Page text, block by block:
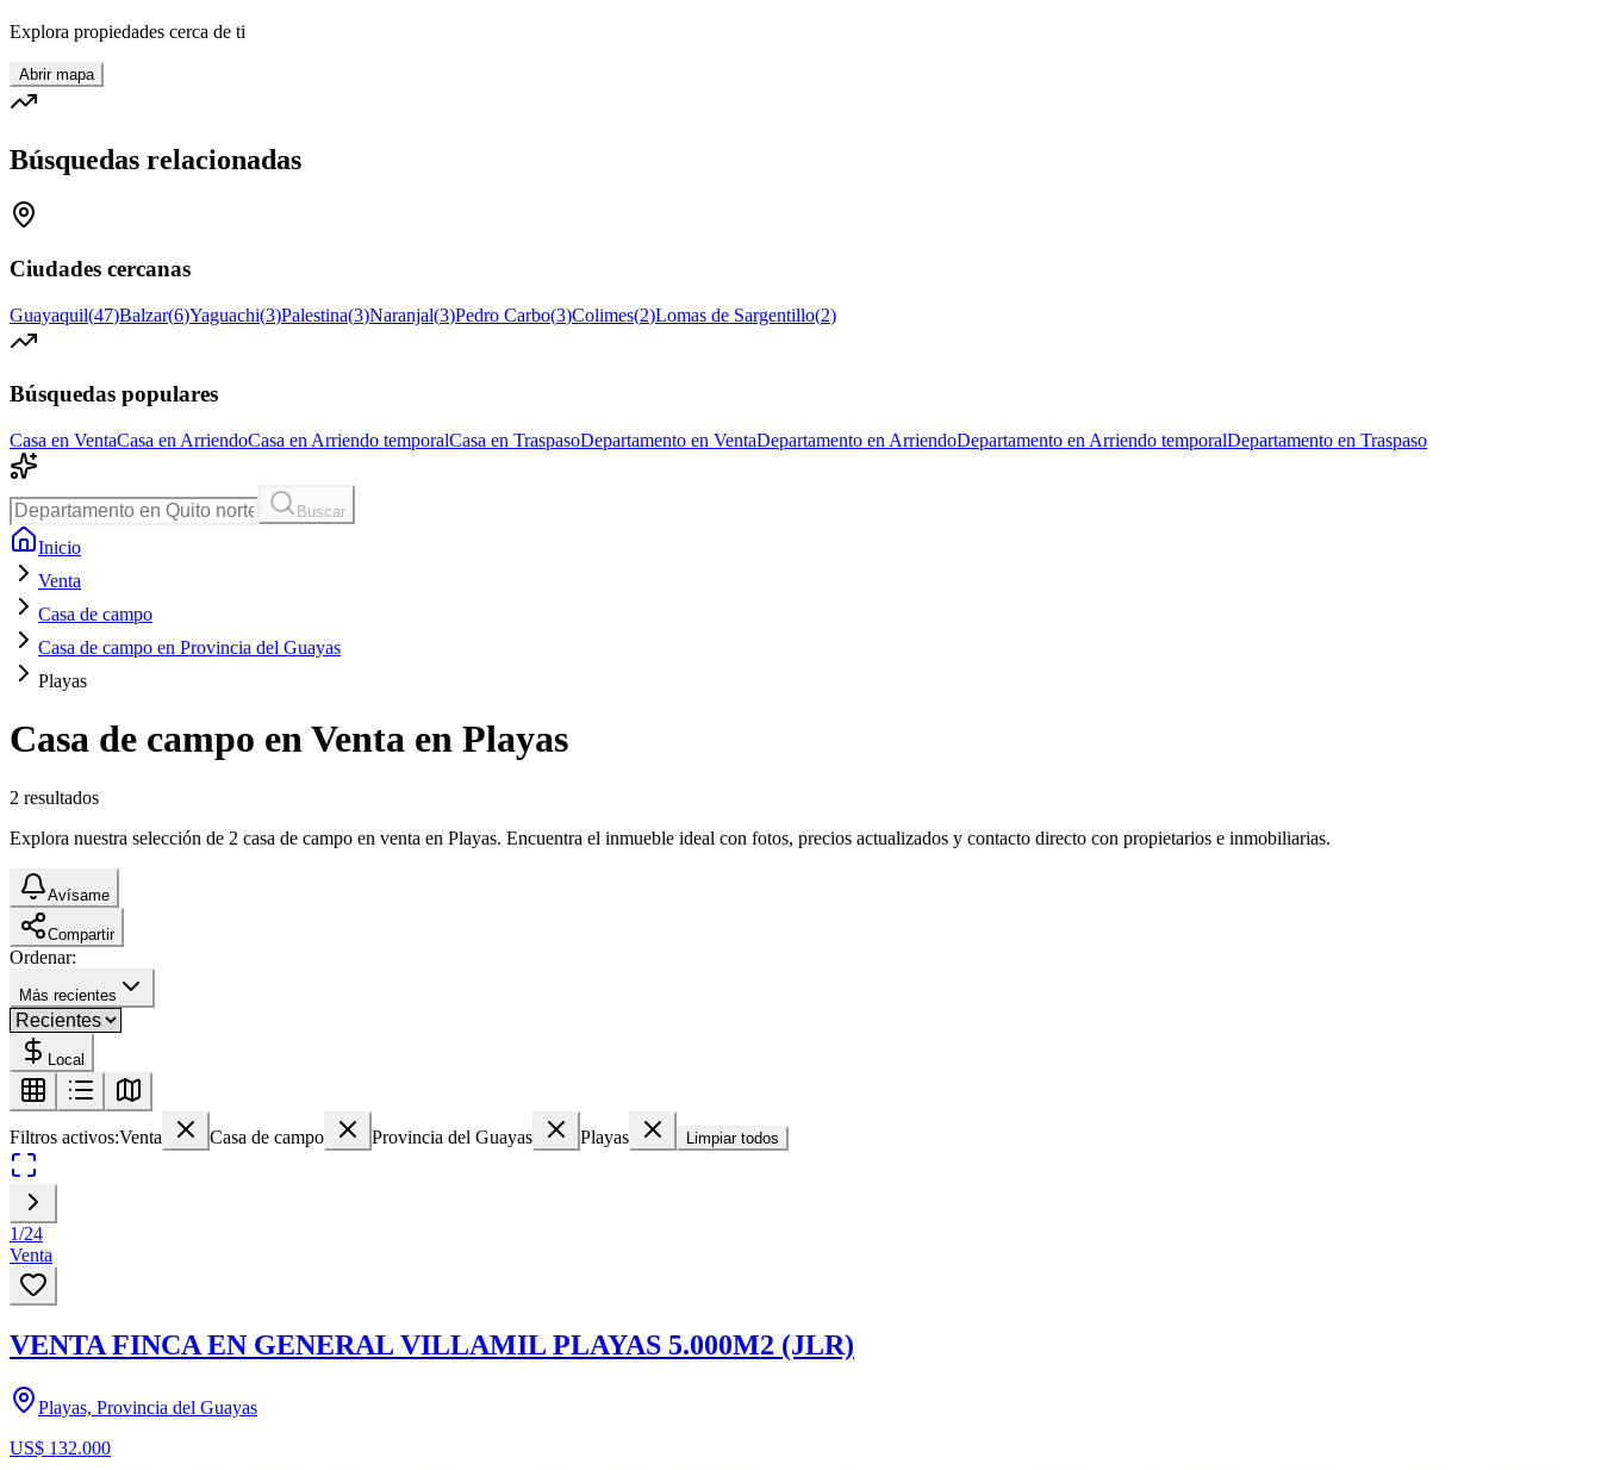
Explora propiedades cerca de ti
Abrir mapa
Búsquedas relacionadas
Ciudades cercanas
Guayaquil(47)Balzar(6)Yaguachi(3)Palestina(3)Naranjal(3)Pedro Carbo(3)Colimes(2)Lomas de Sargentillo(2)
Búsquedas populares
Casa en VentaCasa en ArriendoCasa en Arriendo temporalCasa en TraspasoDepartamento en VentaDepartamento en ArriendoDepartamento en Arriendo temporalDepartamento en Traspaso
Buscar
Inicio
Venta
Casa de campo
Casa de campo en Provincia del Guayas
Playas
Casa de campo en Venta en Playas
2 resultados
Explora nuestra selección de 2 casa de campo en venta en Playas. Encuentra el inmueble ideal con fotos, precios actualizados y contacto directo con propietarios e inmobiliarias.
Avísame
Compartir
Ordenar:
Más recientes
Local
Filtros activos:Venta Casa de campo Provincia del Guayas Playas Limpiar todos
1/24
Venta
VENTA FINCA EN GENERAL VILLAMIL PLAYAS 5.000M2 (JLR)
Playas, Provincia del Guayas
US$ 132.000